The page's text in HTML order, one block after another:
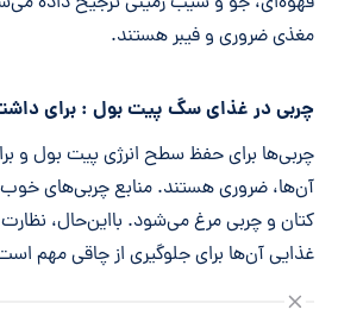
مغذی ضروری و فیبر هستند.
چربی‌ در غذای سگ پیت بول : برای
چربی‌ها برای حفظ سطح انرژی پیت بول و
آن‌ها، ضروری هستند. منابع چربی‌های
کتان و چربی مرغ می‌شود. بااین‌حال، نظارت
غذایی آن‌ها برای جلوگیری از چاقی مهم